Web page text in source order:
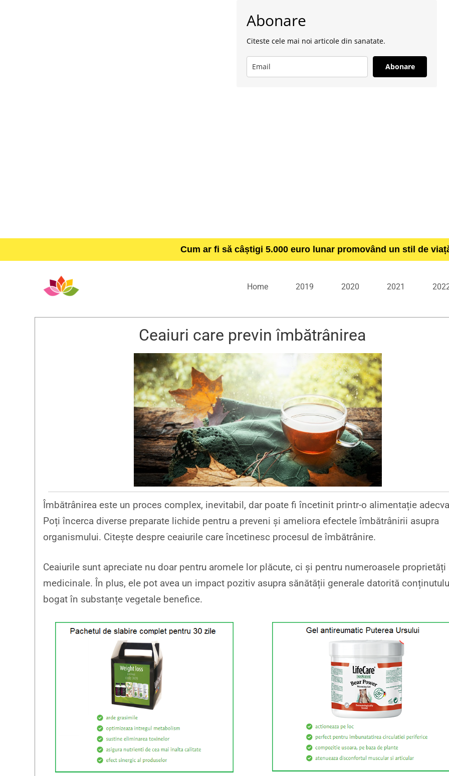
Abonare
Citeste cele mai noi articole din sanatate.
Abonare
Cum ar fi să câștigi 5.000 euro lunar promovând un stil de
Home 2019 2020 2021
Ceaiuri care previn îmbătrânirea
Îmbătrânirea este un proces complex, inevitabil, dar poate fi încetinit printr-o alimentație
Poți încerca diverse preparate lichide pentru a preveni și ameliora efectele îmbătrânirii asupra
organismului. Citește despre ceaiurile care încetinesc procesul de îmbătrânire.
Ceaiurile sunt apreciate nu doar pentru aromele lor plăcute, ci și pentru numeroasele proprietăți
medicinale. În plus, ele pot avea un impact pozitiv asupra sănătății generale datorită
bogat în substanțe vegetale benefice.